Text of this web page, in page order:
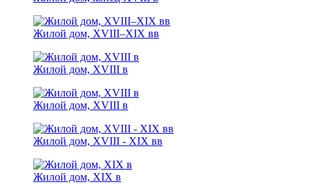
Жилой дом, XVIII–XIX вв
Жилой дом, XVIII в
Жилой дом, XVIII в
Жилой дом, XVIII - XIX вв
Жилой дом, XIХ в